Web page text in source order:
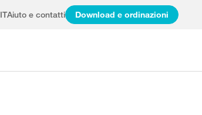
ITAiuto e contatti Download e ordinazioni